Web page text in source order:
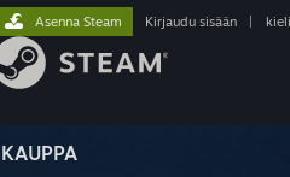
KAUPPA
Asenna Steam Kirjaudu sisään kieli